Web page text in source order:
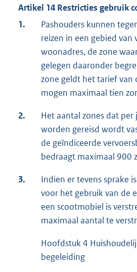
Artikel 14 Restricties gebruik
1.
Pashouders kunnen
reizen in een gebied
woonadres, de zone
gelegen daaronder
zone geldt het tarief van
mogen maximaal tien
2.
Het aantal zones dat
worden gereisd wordt
de geïndiceerde
bedraagt maximaal 900
3.
Indien er tevens sprake
voor het gebruik van de
een scootmobiel is
maximaal aantal te
Hoofdstuk 4
begeleiding